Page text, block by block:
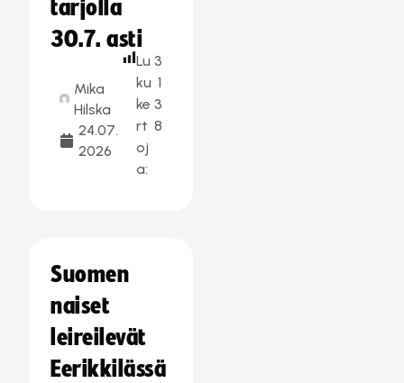
tarjolla
30.7. asti
Mika
Hilska
24.07.
2026
Lu
ku
ke
rt
oj
a:
3
1
3
8
Suomen
naiset
leireilevät
Eerikkilässä